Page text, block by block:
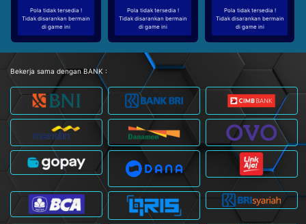
Pola tidak tersedia !
Tidak disarankan bermain
di game ini
Pola tidak tersedia !
Tidak disarankan bermain
di game ini
Pola tidak tersedia !
Tidak disarankan bermain
di game ini
Bekerja sama dengan BANK :